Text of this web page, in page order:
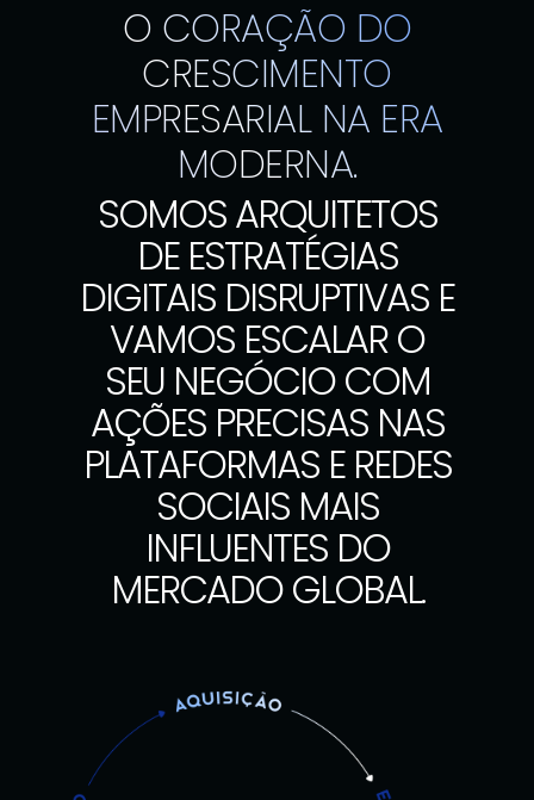
O CORAÇÃO DO
CRESCIMENTO
EMPRESARIAL NA ERA
MODERNA.
SOMOS ARQUITETOS
DE ESTRATÉGIAS
DIGITAIS DISRUPTIVAS E
VAMOS ESCALAR O
SEU NEGÓCIO COM
AÇÕES PRECISAS NAS
PLATAFORMAS E REDES
SOCIAIS MAIS
INFLUENTES DO
MERCADO GLOBAL.